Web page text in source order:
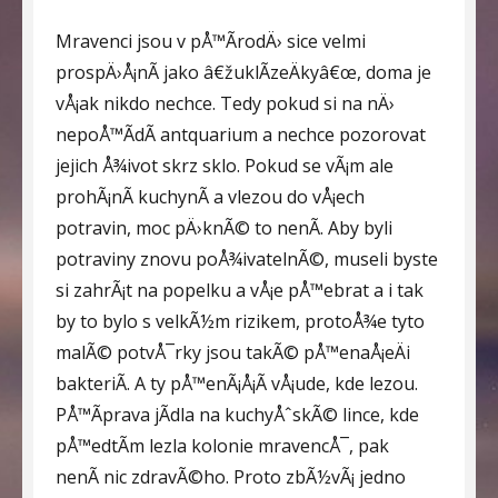
Mravenci jsou v pÅ™Ã­rodÄ› sice velmi
prospÄ›Å¡nÃ­ jako â€žuklÃ­zeÄkyâ€œ, doma je
vÅ¡ak nikdo nechce. Tedy pokud si na nÄ›
nepoÅ™Ã­dÃ­ antquarium a nechce pozorovat
jejich Å¾ivot skrz sklo. Pokud se vÃ¡m ale
prohÃ¡nÃ­ kuchynÃ­ a vlezou do vÅ¡ech
potravin, moc pÄ›knÃ© to nenÃ­. Aby byli
potraviny znovu poÅ¾ivatelnÃ©, museli byste
si zahrÃ¡t na popelku a vÅ¡e pÅ™ebrat a i tak
by to bylo s velkÃ½m rizikem, protoÅ¾e tyto
malÃ© potvÅ¯rky jsou takÃ© pÅ™enaÅ¡eÄi
bakteriÃ­. A ty pÅ™enÃ¡Å¡Ã­ vÅ¡ude, kde lezou.
PÅ™Ã­prava jÃ­dla na kuchyÅˆskÃ© lince, kde
pÅ™edtÃ­m lezla kolonie mravencÅ¯, pak
nenÃ­ nic zdravÃ©ho. Proto zbÃ½vÃ¡ jedno